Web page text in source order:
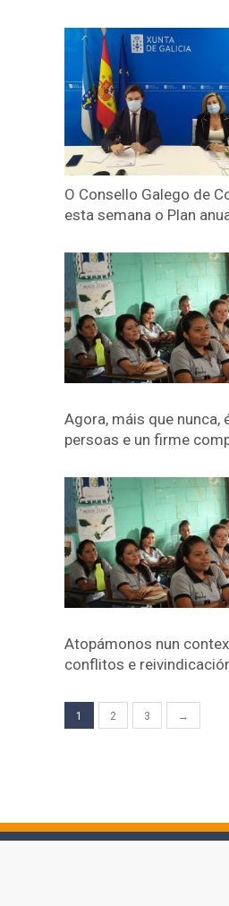
O Consello Galego de
esta semana o Plan
Agora, máis que
persoas e un firme
Atopámonos nun
conflitos e
Paxinación
de
1 2 3 →